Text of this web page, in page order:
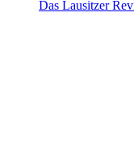
Das Lausitzer